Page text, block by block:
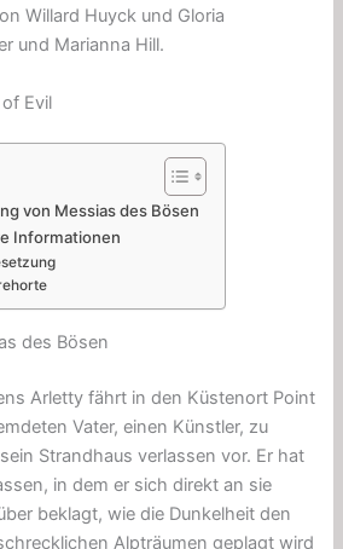
Willard Huyck und Gloria
und Marianna Hill.
Evil
von Messias des Bösen
Informationen
des Bösen
Arletty fährt in den Küstenort Point
Vater, einen Künstler, zu
Strandhaus verlassen vor. Er hat
in dem er sich direkt an sie
beklagt, wie die Dunkelheit den
Alpträumen geplagt wird